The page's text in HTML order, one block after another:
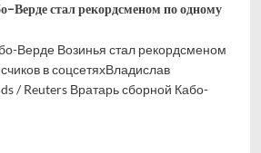
Верде стал рекордсменом по одному
Верде Возинья стал рекордсменом
в соцсетяхВладислав
/ Reuters Вратарь сборной Кабо-